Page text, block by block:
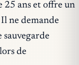
25 ans et offre un
ne demande
sauvegarde
de